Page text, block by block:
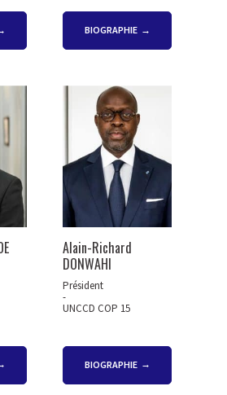
BIOGRAPHIE
Alain-Richard
DONWAHI
Président
-
UNCCD COP 15
BIOGRAPHIE